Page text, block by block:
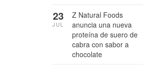
Z Natural Foods
anuncia una nueva
proteína de suero de
cabra con sabor a
chocolate
23
JUL